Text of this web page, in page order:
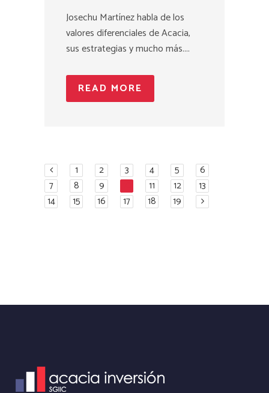
Josechu Martínez habla de los
valores diferenciales de Acacia,
sus estrategias y mucho más....
READ MORE
1 2 3 4 5
6
7
8 9 11 12
13
14
15 16 17 18 19